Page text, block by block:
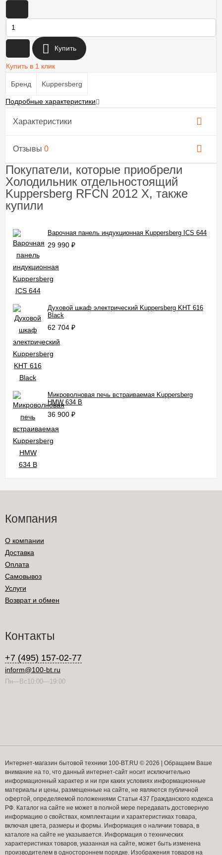
Купить
Купить в 1 клик
Бренд Kuppersberg
Подробные характеристики
Характеристики
Отзывы 0
Покупатели, которые приобрели
Холодильник отдельностоящий
Kuppersberg RFCN 2012 X, также
купили
Варочная панель индукционная Kuppersberg ICS 644
29 990 ₽
Духовой шкаф электрический Kuppersberg KHT 616
Black
62 704 ₽
Микроволновая печь встраиваемая Kuppersberg
HMW 634 B
36 900 ₽
Компания
О компании
Доставка
Оплата
Самовывоз
Услуги
Возврат и обмен
Контакты
+7 (495) 157-02-77
inform@100-bt.ru
Пн—Вс10:00—19:00
Интернет-магазин бытовой техники 100-BT.RU © 2026 | Обращаем Ваше
внимание на то, что данный интернет-сайт носит исключительно
информационный характер и ни при каких условиях информационные
материалы и цены, размещенные на сайте, не являются публичной
офертой, определяемой положениями Статьи 437 Гражданского кодекса
РФ. Каталог на сайте не может в полной мере передавать достоверную
информацию о свойствах, комплектации и характеристиках товара,
включая цвета, размеры и формы. Информация о наличии товара, в
каталоге на сайте не указывается. Информация о технических
характеристиках товаров, указанная на сайте, может быть изменена
производителем в одностороннем порядке. Изображения товаров на